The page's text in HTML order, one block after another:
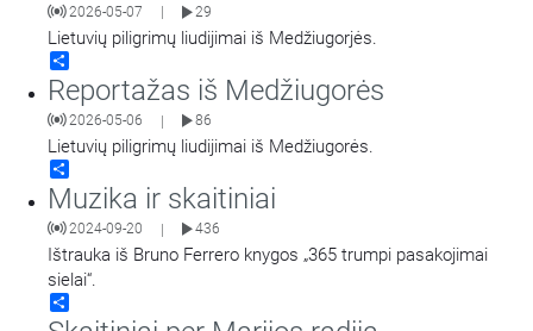
2026-05-07 29
Lietuvių piligrimų liudijimai iš Medžiugorjės.
Reportažas iš Medžiugorės
2026-05-06 | 86
Lietuvių piligrimų liudijimai iš Medžiugorės.
Muzika ir skaitiniai
2024-09-20 | 436
Ištrauka iš Bruno Ferrero knygos „365 trumpi pasakojimai
sielai“.